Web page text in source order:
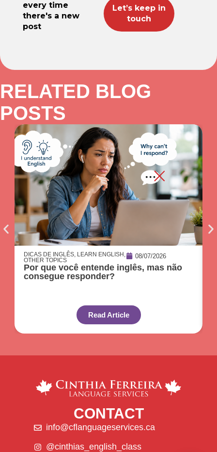
every time
there's a new
post
RELATED BLOG
POSTS
DICAS DE INGLÊS LEARN ENGLISH
OTHER TOPICS
08/07/2026
Por que você entende inglês, mas não
consegue responder?
Read Article
CONTACT
info@cflanguageservices.ca
@cinthias_english_class